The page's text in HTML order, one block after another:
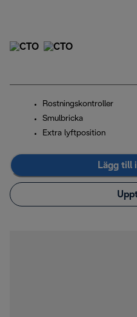
Rostningskontroller
Smulbricka
Extra lyftposition
Lägg till